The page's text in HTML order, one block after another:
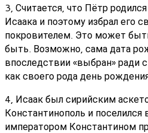
3, Считается, что Пётр
Исаака и поэтому избрал его
покровителем. Это может
быть. Возможно, сама дата
впоследствии «выбран» ради
как своего рода день
4, Исаак был сирийским
Константинополь и поселился
императором Константином